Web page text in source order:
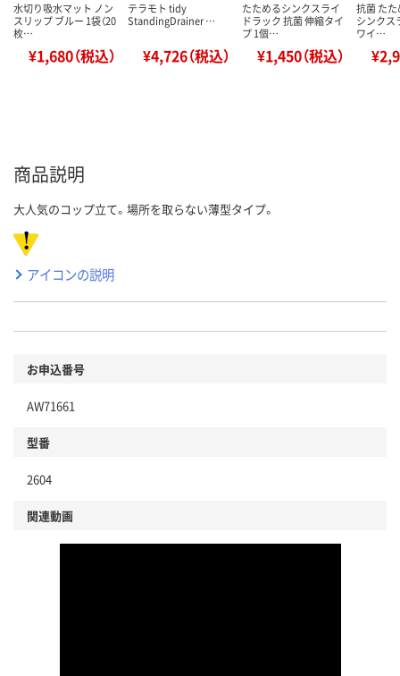
水切り吸水マット ノン
スリップ ブルー 1袋（20
枚…
¥1,680（税込）
テラモト tidy
StandingDrainer …
¥4,726（税込）
たためるシンクスライ
ドラック 抗菌 伸縮タイ
プ 1個…
¥1,450（税込）
抗菌 た
シンクス
ワイ…
商品説明
大人気のコップ立て。場所を取らない薄型タイプ。
アイコンの説明
お申込番号
AW71661
型番
2604
関連動画